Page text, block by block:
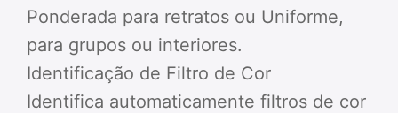
Ponderada para retratos ou Uniforme,
para grupos ou interiores.
Identificação de Filtro de Cor
Identifica automaticamente filtros de cor